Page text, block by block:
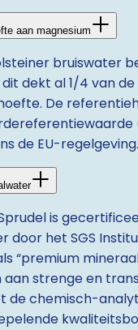
aan magnesium
bruiswater
dekt al 1/4 van
De
de EU-regelgeving.
is
door het SGS
“premium
strenge en
de chemisch-